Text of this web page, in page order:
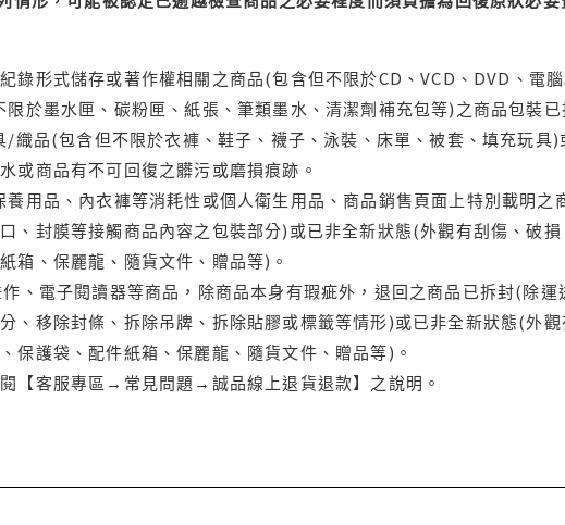
錄形式儲存或著作權相關之商品(包含但不限於CD、VCD、DVD、電
於墨水匣、碳粉匣、紙張、筆類墨水、清潔劑補充包等)之商品包裝
織品(包含但不限於衣褲、鞋子、襪子、泳裝、床單、被套、填充玩具
或商品有不可回復之髒污或磨損痕跡。
用品、內衣褲等消耗性或個人衛生用品、商品銷售頁面上特別載明
、封膜等接觸商品內容之包裝部分)或已非全新狀態(外觀有刮傷、破
箱、保麗龍、隨貨文件、贈品等)。
、電子閱讀器等商品，除商品本身有瑕疵外，退回之商品已拆封(除
、移除封條、拆除吊牌、拆除貼膠或標籤等情形)或已非全新狀態(外
保護袋、配件紙箱、保麗龍、隨貨文件、贈品等)。
【客服專區→常見問題→誠品線上退貨退款】之說明。